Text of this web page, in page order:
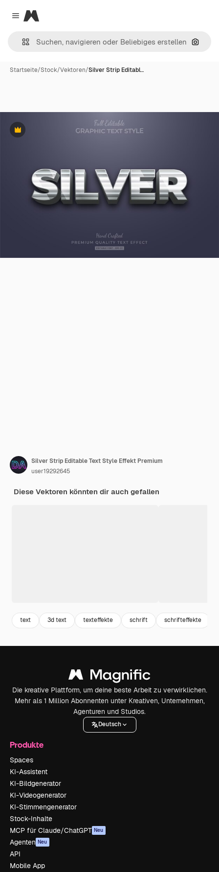
Close menu
Magnific
Nach
Startseite/Stock/Vektoren/Silver Strip Editabl…
Premium
Silver Strip Editable Text Style Effekt Premium
user19292645
Diese Vektoren könnten dir auch gefallen
text 3d text texteffekte schrift schrifteffekte
Die kreative Plattform, um deine beste Arbeit zu verwirklichen.
Mehr als 1 Million Abonnenten unter Kreativen, Unternehmen,
Agenturen und Studios.
Deutsch
Produkte
Spaces
KI-Assistent
KI-Bildgenerator
KI-Videogenerator
KI-Stimmengenerator
Stock-Inhalte
MCP für Claude/ChatGPT Neu
Agenten Neu
API
Mobile App